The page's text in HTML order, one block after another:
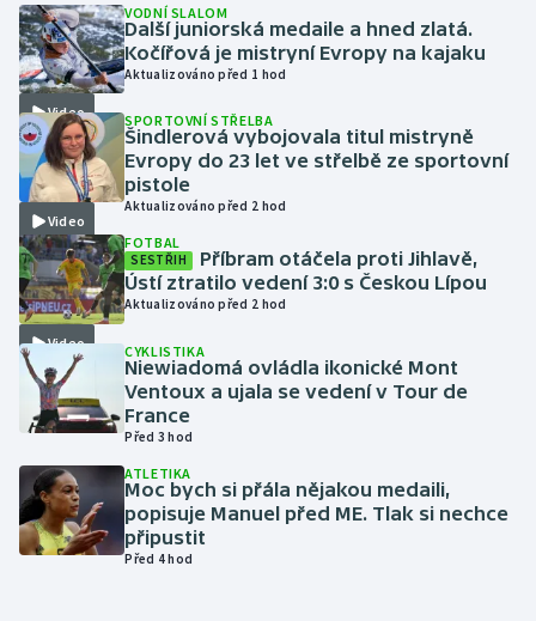
Házená
Jezdectví
Judo
Krasobruslení
Lezení
Lyže a snowboard
Moderní pětiboj
Motorsport
Olympijské hry
Parasport
Video
VODNÍ SLALOM
Další juniorská medaile a hned zlatá.
Kočířová je mistryní Evropy na kajaku
Aktualizováno před 1 hod
Video
SPORTOVNÍ STŘELBA
Šindlerová vybojovala titul mistryně
Evropy do 23 let ve střelbě ze sportovní
pistole
Aktualizováno před 2 hod
Video
FOTBAL
SESTŘIH
Příbram otáčela proti Jihlavě,
Ústí ztratilo vedení 3:0 s Českou Lípou
Aktualizováno před 2 hod
CYKLISTIKA
Niewiadomá ovládla ikonické Mont
Ventoux a ujala se vedení v Tour de
France
Před 3 hod
ATLETIKA
Moc bych si přála nějakou medaili,
popisuje Manuel před ME. Tlak si nechce
připustit
Před 4 hod